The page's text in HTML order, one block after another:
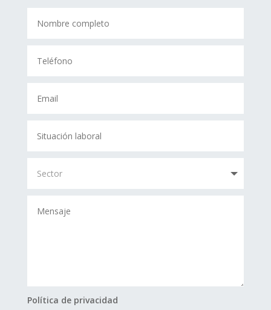
Política de privacidad